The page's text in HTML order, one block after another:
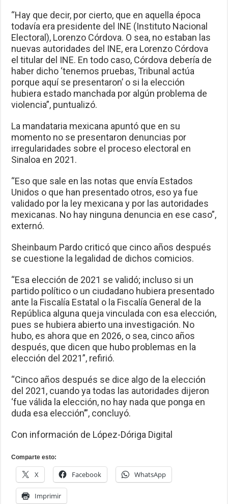
“Hay que decir, por cierto, que en aquella época
todavía era presidente del INE (Instituto Nacional
Electoral), Lorenzo Córdova. O sea, no estaban las
nuevas autoridades del INE, era Lorenzo Córdova
el titular del INE. En todo caso, Córdova debería de
haber dicho ‘tenemos pruebas, Tribunal actúa
porque aquí se presentaron’ o si la elección
hubiera estado manchada por algún problema de
violencia”, puntualizó.
La mandataria mexicana apuntó que en su
momento no se presentaron denuncias por
irregularidades sobre el proceso electoral en
Sinaloa en 2021.
“Eso que sale en las notas que envía Estados
Unidos o que han presentado otros, eso ya fue
validado por la ley mexicana y por las autoridades
mexicanas. No hay ninguna denuncia en ese caso”,
externó.
Sheinbaum Pardo criticó que cinco años después
se cuestione la legalidad de dichos comicios.
“Esa elección de 2021 se validó; incluso si un
partido político o un ciudadano hubiera presentado
ante la Fiscalía Estatal o la Fiscalía General de la
República alguna queja vinculada con esa elección,
pues se hubiera abierto una investigación. No
hubo, es ahora que en 2026, o sea, cinco años
después, que dicen que hubo problemas en la
elección del 2021”, refirió.
“Cinco años después se dice algo de la elección
del 2021, cuando ya todas las autoridades dijeron
‘fue válida la elección, no hay nada que ponga en
duda esa elección’”, concluyó.
Con información de López-Dóriga Digital
Comparte esto:
X Facebook WhatsApp
Imprimir